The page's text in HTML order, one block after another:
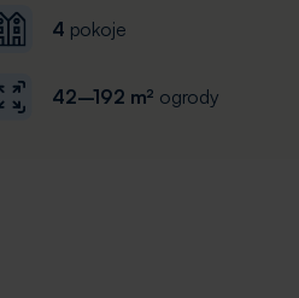
4 pokoje
42–192 m² ogrody